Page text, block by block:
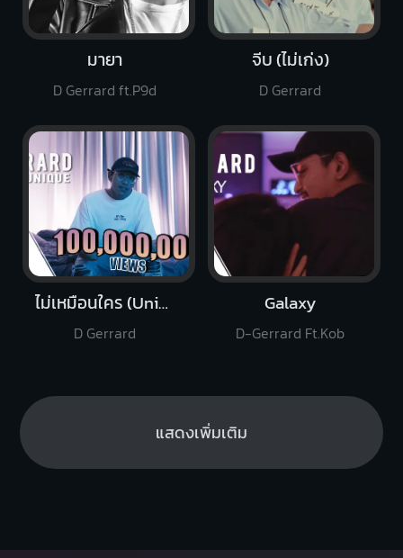
Galaxy
D-Gerrard Ft.Kob
ไม่เหมือนใคร (Unique)
D Gerrard
จีบ (ไม่เก่ง)
D Gerrard
มายา
D Gerrard ft.P9d
แสดงเพิ่มเติม